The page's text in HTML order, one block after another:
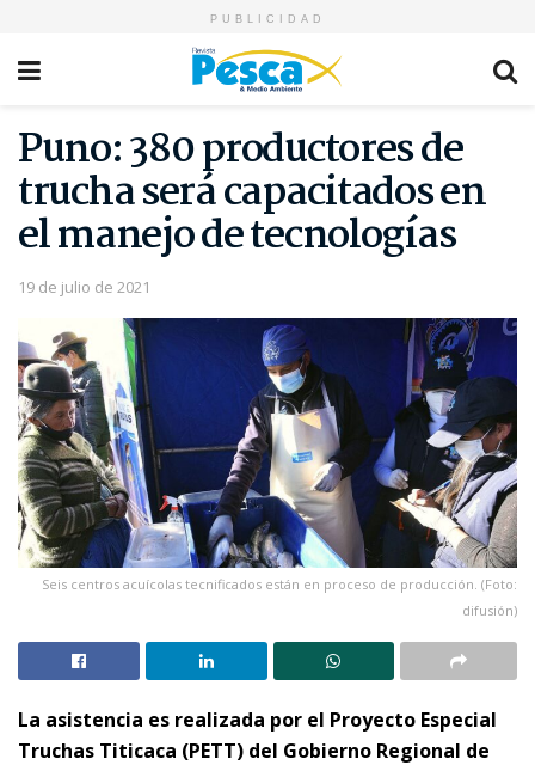
PUBLICIDAD
Puno: 380 productores de
trucha será capacitados en
el manejo de tecnologías
19 de julio de 2021
Seis centros acuícolas tecnificados están en proceso de producción. (Foto:
difusión)
La asistencia es realizada por el Proyecto Especial
Truchas Titicaca (PETT) del Gobierno Regional de